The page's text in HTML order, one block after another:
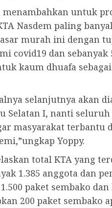
menambahkan untuk
Nasdem paling
murah ini dengan
covid19 dan
kaum dhuafa
selanjutnya akan
Selatan I, nanti
masyarakat terbantu
Yoppy.
total KTA yang
1.385 anggota dan
paket sembako
200 paket sembako